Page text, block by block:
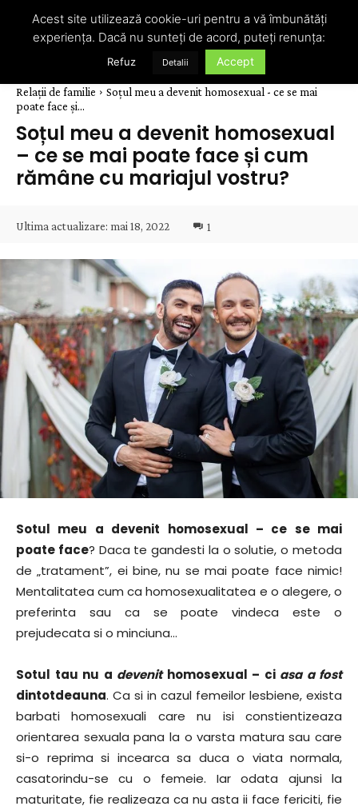
Relații de familie
Soțul meu a devenit homosexual - ce se mai
poate face și...
Soțul meu a devenit homosexual
– ce se mai poate face și cum
rămâne cu mariajul vostru?
Ultima actualizare: mai 18, 2022 1
Sotul meu a devenit homosexual – ce se mai
poate face? Daca te gandesti la o solutie, o metoda
de „tratament”, ei bine, nu se mai poate face nimic!
Mentalitatea cum ca homosexualitatea e o alegere, o
preferinta sau ca se poate vindeca este o
prejudecata si o minciuna…
Sotul tau nu a devenithomosexual – ci asa a fost
dintotdeauna. Ca si in cazul femeilor lesbiene, exista
barbati homosexuali care nu isi constientizeaza
orientarea sexuala pana la o varsta matura sau care
si-o reprima si incearca sa duca o viata normala,
casatorindu-se cu o femeie. Iar odata ajunsi la
maturitate, fie realizeaza ca nu asta ii face fericiti, fie
Acest site utilizează cookie-uri pentru a vă îmbunătăți
experiența. Dacă nu sunteți de acord, puteți renunța:
Refuz Detalii Accept